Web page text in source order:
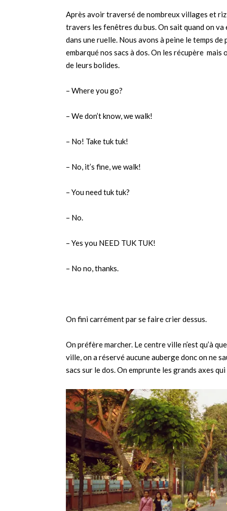
Après avoir traversé de nombreux villages et
travers les fenêtres du bus. On sait quand on
dans une ruelle. Nous avons à peine le temps
embarqué nos sacs à dos. On les récupère
de leurs bolides.
– Where you go?
– We don’t know, we walk!
– No! Take tuk tuk!
– No, it’s fine, we walk!
– You need tuk tuk?
– No.
– Yes you NEED TUK TUK!
– No no, thanks.
On fini carrément par se faire crier dessus.
On préfère marcher. Le centre ville n’est qu’à
ville, on a réservé aucune auberge donc on ne
sacs sur le dos. On emprunte les grands axes